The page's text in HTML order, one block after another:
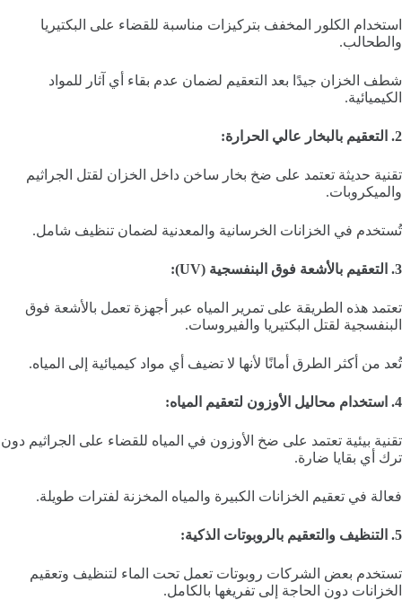
استخدام الكلور المخفف بتركيزات مناسبة للقضاء على البكتيريا
والطحالب.
شطف الخزان جيدًا بعد التعقيم لضمان عدم بقاء أي آثار للمواد
الكيميائية.
2. التعقيم بالبخار عالي الحرارة:
تقنية حديثة تعتمد على ضخ بخار ساخن داخل الخزان لقتل الجراثيم
والميكروبات.
تُستخدم في الخزانات الخرسانية والمعدنية لضمان تنظيف شامل.
3. التعقيم بالأشعة فوق البنفسجية (UV):
تعتمد هذه الطريقة على تمرير المياه عبر أجهزة تعمل بالأشعة فوق
البنفسجية لقتل البكتيريا والفيروسات.
تُعد من أكثر الطرق أمانًا لأنها لا تضيف أي مواد كيميائية إلى المياه.
4. استخدام محاليل الأوزون لتعقيم المياه:
تقنية بيئية تعتمد على ضخ الأوزون في المياه للقضاء على الجراثيم دون
ترك أي بقايا ضارة.
فعالة في تعقيم الخزانات الكبيرة والمياه المخزنة لفترات طويلة.
5. التنظيف والتعقيم بالروبوتات الذكية:
تستخدم بعض الشركات روبوتات تعمل تحت الماء لتنظيف وتعقيم
الخزانات دون الحاجة إلى تفريغها بالكامل.